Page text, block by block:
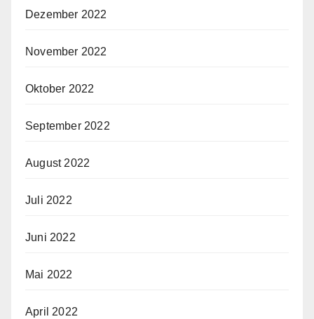
Dezember 2022
November 2022
Oktober 2022
September 2022
August 2022
Juli 2022
Juni 2022
Mai 2022
April 2022